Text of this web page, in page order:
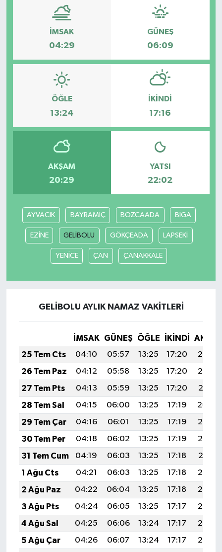
İMSAK
04:29
GÜNEŞ
06:09
ÖĞLE
13:24
İKINDI
17:16
AKŞAM
20:29
YATSI
22:02
AYVACIK BAYRAMİÇ BOZCAADA BİGA
EZİNE GELİBOLU GÖKÇEADA LAPSEKİ
YENİCE ÇAN ÇANAKKALE
GELİBOLU AYLIK NAMAZ VAKITLERI
İMSAK GÜNEŞ ÖĞLE İKINDI
25 Tem Cts
04:10 05:57 13:25 17:20
20:43
26 Tem Paz
04:12 05:58 13:25 17:20
20:42
27 Tem Pts
04:13 05:59 13:25 17:20
20:41
28 Tem Sal
04:15 06:00 13:25 17:19
20:40
29 Tem Çar
04:16 06:01 13:25 17:19
20:39
30 Tem Per
04:18 06:02 13:25 17:19
20:38
31 Tem Cum
04:19 06:03 13:25 17:18
20:37
1 Ağu Cts
04:21 06:03 13:25 17:18
20:36
2 Ağu Paz
04:22 06:04 13:25 17:18
20:35
3 Ağu Pts
04:24 06:05 13:25 17:17
20:34
4 Ağu Sal
04:25 06:06 13:24 17:17
20:33
5 Ağu Çar
04:26 06:07 13:24 17:17
20:32